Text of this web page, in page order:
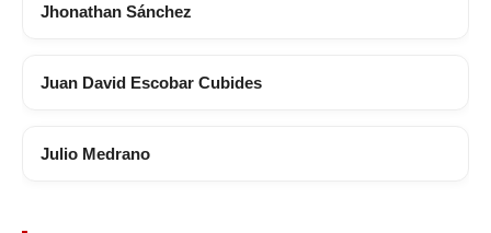
Jhonathan Sánchez
Juan David Escobar Cubides
Julio Medrano